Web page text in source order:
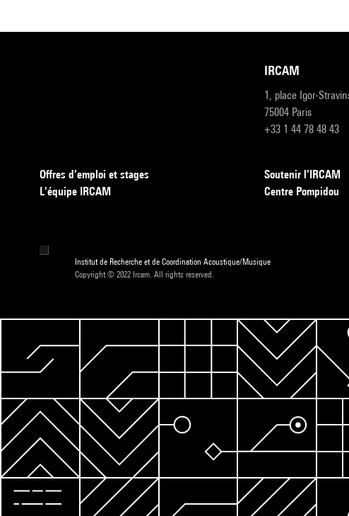
IRCAM
1, place Igor-
75004 Paris
+33 1 44 78 48 43
Offres d’emploi et stages
L’équipe IRCAM
Soutenir l’IRCAM
Centre Pompidou
Institut de Recherche et de Coordination Acoustique/Musique
Copyright © 2022 Ircam. All rights reserved.